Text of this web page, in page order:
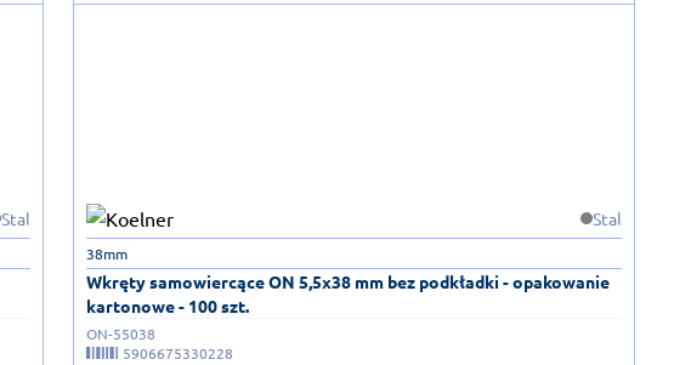
Stal Stal
Wkręty samowiercące ON 5,5x38 mm bez podkładki - opakowanie
kartonowe - 100 szt.
38mm
ON-55038
5906675330228